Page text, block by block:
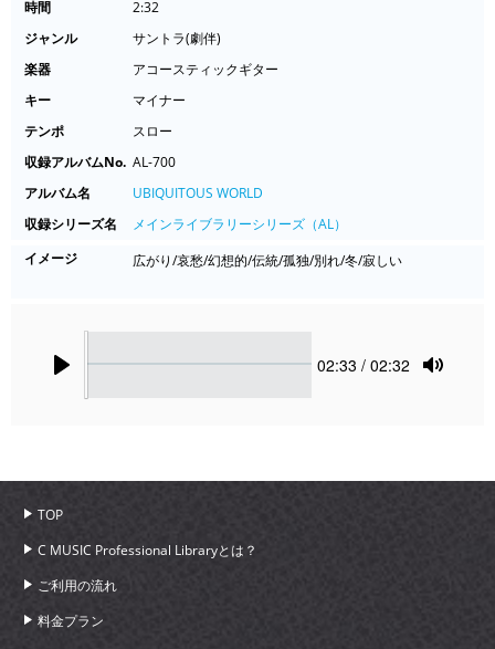
時間
2:32
ジャンル
サントラ(劇伴)
楽器
アコースティックギター
キー
マイナー
テンポ
スロー
収録アルバムNo. AL-700
アルバム名
UBIQUITOUS WORLD
収録シリーズ名
メインライブラリーシリーズ（AL）
イメージ
広がり/哀愁/幻想的/伝統/孤独/別れ/冬/寂しい
Current
02:33 / 02:32
TOP
C MUSIC Professional Libraryとは？
ご利用の流れ
料金プラン